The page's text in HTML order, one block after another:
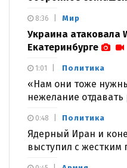
Мир
Украина атаковала
Екатеринбурге
8:36
Политика
«Нам они тоже
нежелание
1:01
Политика
Ядерный Иран и
выступил с
0:48